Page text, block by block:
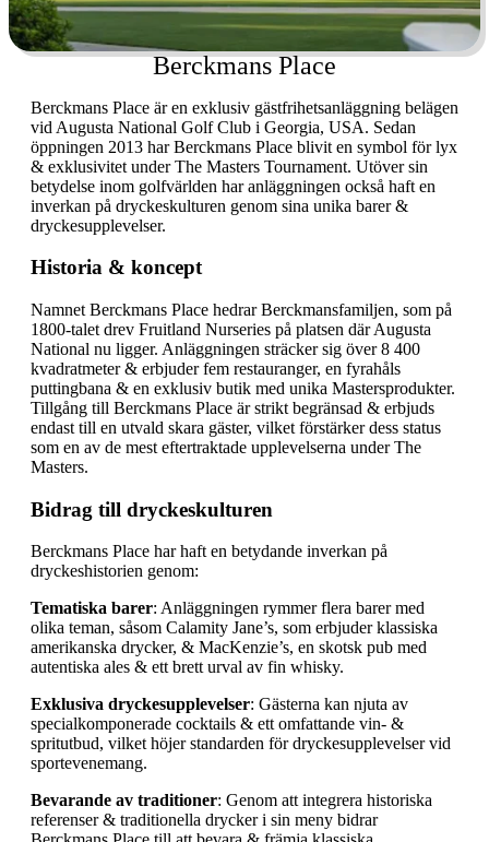
Berckmans Place
Berckmans Place är en exklusiv gästfrihetsanläggning belägen
vid Augusta National Golf Club i Georgia, USA. Sedan
öppningen 2013 har Berckmans Place blivit en symbol för lyx
& exklusivitet under The Masters Tournament. Utöver sin
betydelse inom golfvärlden har anläggningen också haft en
inverkan på dryckeskulturen genom sina unika barer &
dryckesupplevelser.
Historia & koncept
Namnet Berckmans Place hedrar Berckmansfamiljen, som på
1800-talet drev Fruitland Nurseries på platsen där Augusta
National nu ligger. Anläggningen sträcker sig över 8 400
kvadratmeter & erbjuder fem restauranger, en fyrahåls
puttingbana & en exklusiv butik med unika Mastersprodukter.
Tillgång till Berckmans Place är strikt begränsad & erbjuds
endast till en utvald skara gäster, vilket förstärker dess status
som en av de mest eftertraktade upplevelserna under The
Masters.
Bidrag till dryckeskulturen
Berckmans Place har haft en betydande inverkan på
dryckeshistorien genom:
Tematiska barer: Anläggningen rymmer flera barer med
olika teman, såsom Calamity Jane’s, som erbjuder klassiska
amerikanska drycker, & MacKenzie’s, en skotsk pub med
autentiska ales & ett brett urval av fin whisky.
Exklusiva dryckesupplevelser: Gästerna kan njuta av
specialkomponerade cocktails & ett omfattande vin- &
spritutbud, vilket höjer standarden för dryckesupplevelser vid
sportevenemang.
Bevarande av traditioner: Genom att integrera historiska
referenser & traditionella drycker i sin meny bidrar